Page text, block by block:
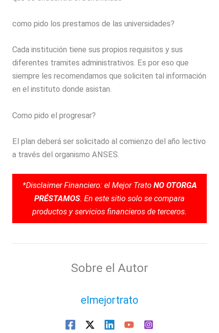
como pido los prestamos de las universidades?
Cada institución tiene sus propios requisitos y sus
diferentes tramites administrativos. Es por eso que
siempre les recomendamos que soliciten tal información
en el instituto donde asistan.
Como pido el progresar?
El plan deberá ser solicitado al comienzo del año lectivo
a través del organismo ANSES.
*Disclaimer Financiero: el Mejor Trato NO OTORGA
PRÉSTAMOS. En este sitio solo se compara
productos y servicios financieros de terceros.
Sobre el Autor
elmejortrato